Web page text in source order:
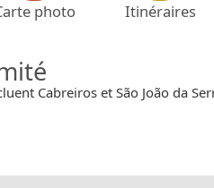
photo Itinéraires
Cabreiros et São João da